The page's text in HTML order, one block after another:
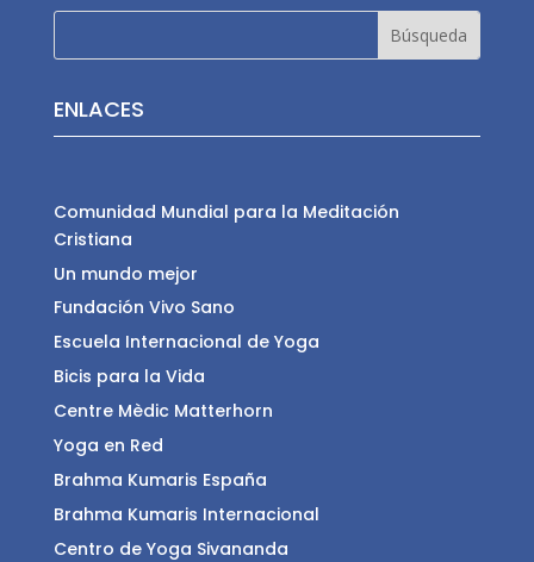
ENLACES
Comunidad Mundial para la Meditación
Cristiana
Un mundo mejor
Fundación Vivo Sano
Escuela Internacional de Yoga
Bicis para la Vida
Centre Mèdic Matterhorn
Yoga en Red
Brahma Kumaris España
Brahma Kumaris Internacional
Centro de Yoga Sivananda